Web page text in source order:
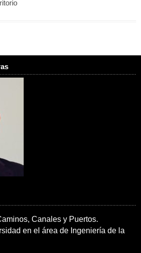
Canales y Puertos.
en el área de Ingeniería de la